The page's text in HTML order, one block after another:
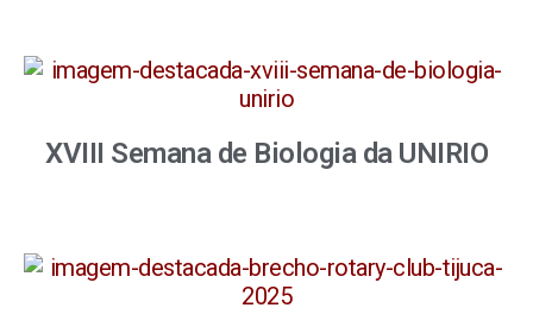
XVIII Semana de Biologia da UNIRIO